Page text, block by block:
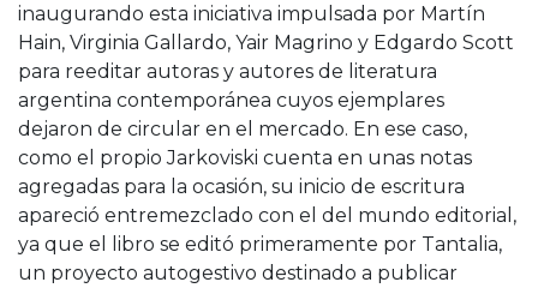
inaugurando esta iniciativa impulsada por Martín
Hain, Virginia Gallardo, Yair Magrino y Edgardo Scott
para reeditar autoras y autores de literatura
argentina contemporánea cuyos ejemplares
dejaron de circular en el mercado. En ese caso,
como el propio Jarkoviski cuenta en unas notas
agregadas para la ocasión, su inicio de escritura
apareció entremezclado con el del mundo editorial,
ya que el libro se editó primeramente por Tantalia,
un proyecto autogestivo destinado a publicar